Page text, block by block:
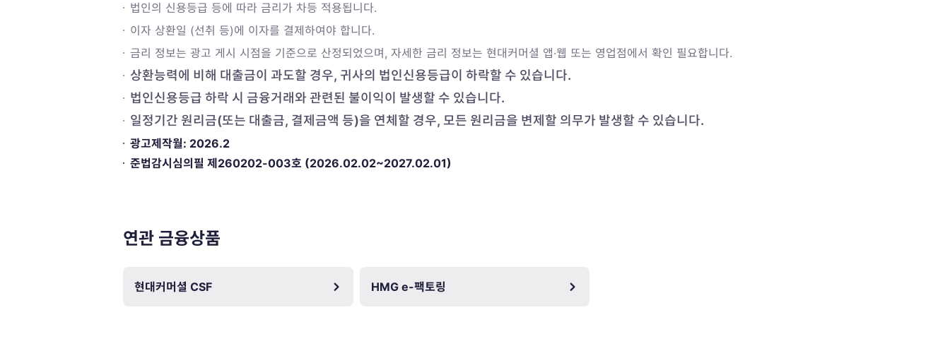
법인의 신용등급 등에 따라 금리가 차등 적용됩니다.
이자 상환일 (선취 등)에 이자를 결제하여야 합니다.
금리 정보는 광고 게시 시점을 기준으로 산정되었으며, 자세한 금리 정보는 현대커머셜 앱·웹 또는 영업점에서 확인 필요합니다.
상환능력에 비해 대출금이 과도할 경우, 귀사의 법인신용등급이 하락할 수 있습니다.
법인신용등급 하락 시 금융거래와 관련된 불이익이 발생할 수 있습니다.
일정기간 원리금(또는 대출금, 결제금액 등)을 연체할 경우, 모든 원리금을 변제할 의무가 발생할 수 있습니다.
광고제작월: 2026.2
준법감시심의필 제260202-003호 (2026.02.02~2027.02.01)
연관 금융상품
현대커머셜 CSF HMG e-팩토링